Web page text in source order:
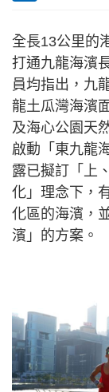
全長13公里的
打通九龍海濱
員均指出，九
龍土瓜灣海濱
及海心公園天
啟動「東九龍
露已擬訂「上
化」理念下，
化區的海濱，
濱」的方案。